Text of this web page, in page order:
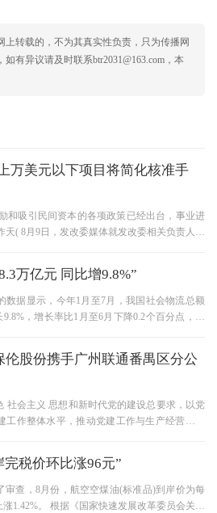
上转载的，不为其真实性负责，只为传播网
有异议请及时联系btr2031@163.com，本
万美元以下项目将简化核准手
和吸引民间资本的各项政策已经出台，事业进
天( 8月9日，发改委媒体就发改委相关负责人就
万亿元 同比增9.8%”
数据显示，今年1月至7月，我国社会物流总额
，增长率比1月至6月下降0.2个百分点，比
股份携手广州联通番禺区分公
社会主义 思想和新时代党的建设总要求，以党
作整体水平，推动党建工作与生产经营深度
税价环比涨96元”
审查，8月份，航空空煤油(标准品)到岸价为每
1.42%。 根据《国家快速发展改革委员会关于